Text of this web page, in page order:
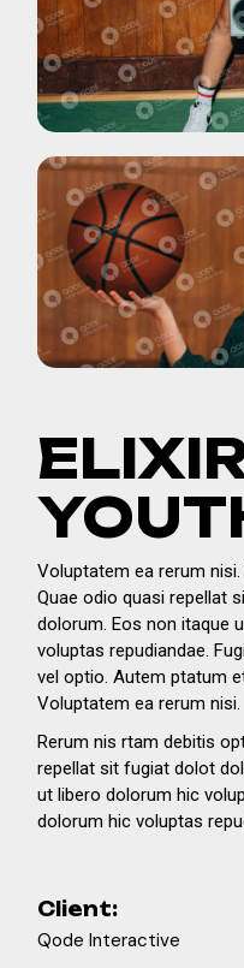
Voluptatem ea rerum
Quae odio quasi repellat
dolorum. Eos non itaque
voluptas repudiandae.
vel optio. Autem ptatum
Voluptatem ea rerum nisi.
Rerum nis rtam debitis
repellat sit fugiat dolot
ut libero dolorum hic
dolorum hic voluptas
Client:
Qode Interactive